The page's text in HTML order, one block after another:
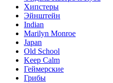
Хипстеры
Эйнштейн
Indian
Marilyn Monroe
Japan
Old School
Keep Calm
Геймерские
Грибы